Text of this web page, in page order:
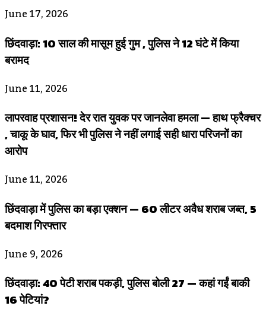
June 17, 2026
छिंदवाड़ा: 10 साल की मासूम हुई गुम , पुलिस ने 12 घंटे में किया
बरामद
June 11, 2026
लापरवाह प्रशासन! देर रात युवक पर जानलेवा हमला — हाथ फ्रैक्चर
, चाकू के घाव, फिर भी पुलिस ने नहीं लगाई सही धारा परिजनों का
आरोप
June 11, 2026
छिंदवाड़ा में पुलिस का बड़ा एक्शन — 60 लीटर अवैध शराब जब्त, 5
बदमाश गिरफ्तार
June 9, 2026
छिंदवाड़ा: 40 पेटी शराब पकड़ी, पुलिस बोली 27 — कहां गईं बाकी
16 पेटियां?